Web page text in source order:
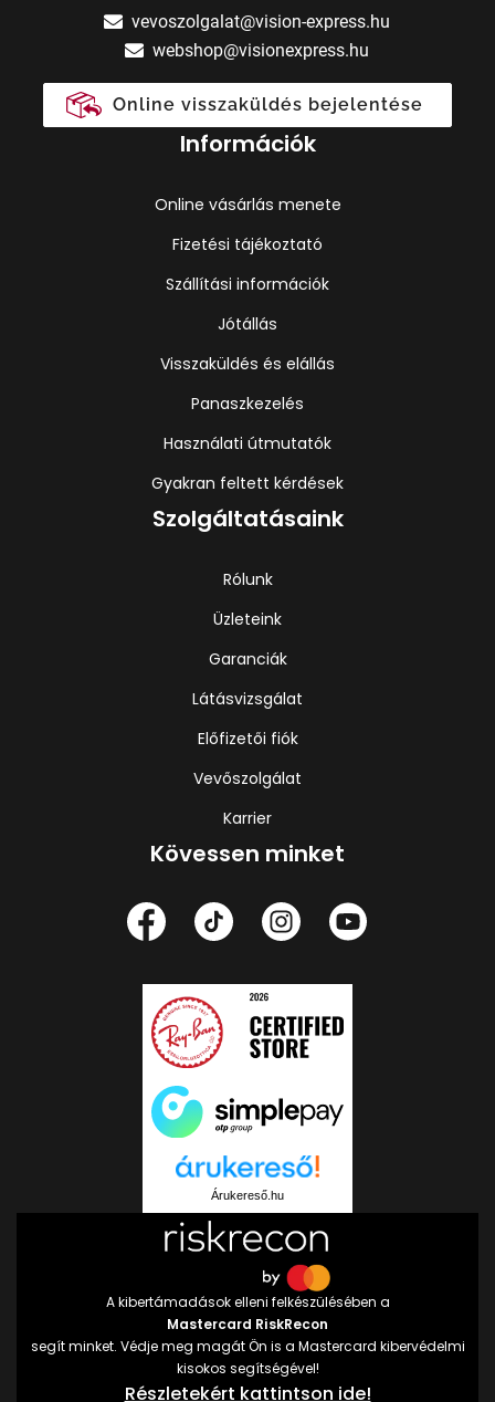
vevoszolgalat@vision-express.hu
webshop@visionexpress.hu
Online visszaküldés bejelentése
Információk
Online vásárlás menete
Fizetési tájékoztató
Szállítási információk
Jótállás
Visszaküldés és elállás
Panaszkezelés
Használati útmutatók
Gyakran feltett kérdések
Szolgáltatásaink
Rólunk
Üzleteink
Garanciák
Látásvizsgálat
Előfizetői fiók
Vevőszolgálat
Karrier
Kövessen minket
Árukereső.hu
A kibertámadások elleni felkészülésében a
Mastercard RiskRecon
segít minket. Védje meg magát Ön is a Mastercard kibervédelmi
kisokos segítségével!
Részletekért kattintson ide!